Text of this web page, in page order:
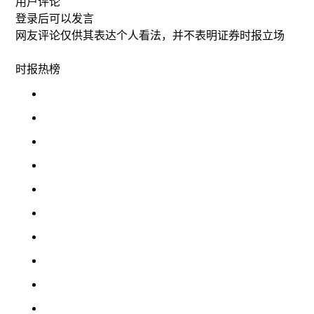
登录后可以发言
网友评论仅供其表达个人看法，并不表明证券时报立场
时报热榜